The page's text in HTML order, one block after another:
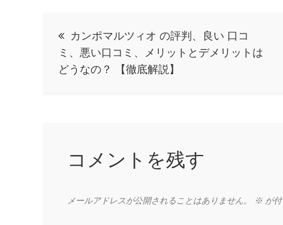
投
稿
カンポマルツィオ の評判、良い 口コ
ミ、悪い口コミ、メリットとデメリットは
どうなの？ 【徹底解説】
コメントを残す
メールアドレスが公開されることはありません。 ※ が